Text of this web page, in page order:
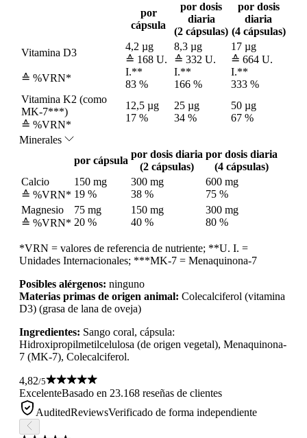
por
cápsula
por dosis
diaria
(2 cápsulas)
por dosis
diaria
(4 cápsulas)
Vitamina D3
≙ %VRN*
4,2 µg
≙ 168 U.
I.**
83 %
8,3 µg
≙ 332 U.
I.**
166 %
17 µg
≙ 664 U.
I.**
333 %
Vitamina K2 (como
MK-7***)
≙ %VRN*
12,5 µg
17 %
25 µg
34 %
50 µg
67 %
Minerales
por cápsula
por dosis diaria
(2 cápsulas)
por dosis diaria
(4 cápsulas)
Calcio
≙ %VRN*
150 mg
19 %
300 mg
38 %
600 mg
75 %
Magnesio
≙ %VRN*
75 mg
20 %
150 mg
40 %
300 mg
80 %
*VRN = valores de referencia de nutriente; **U. I. =
Unidades Internacionales; ***MK-7 = Menaquinona-7
Posibles alérgenos: ninguno
Materias primas de origen animal: Colecalciferol (vitamina
D3) (grasa de lana de oveja)
Ingredientes: Sango coral, cápsula:
Hidroxipropilmetilcelulosa (de origen vegetal), Menaquinona-
7 (MK-7), Colecalciferol.
4,82/5
ExcelenteBasado en 23.168 reseñas de clientes
AuditedReviewsVerificado de forma independiente